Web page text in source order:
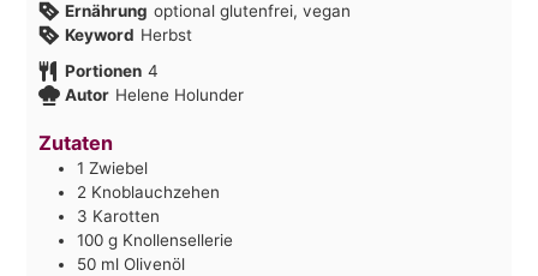
Ernährung optional glutenfrei, vegan
Keyword Herbst
Portionen 4
Autor Helene Holunder
Zutaten
1 Zwiebel
2 Knoblauchzehen
3 Karotten
100 g Knollensellerie
50 ml Olivenöl